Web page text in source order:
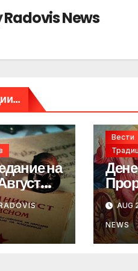
Radovis News
на
Вести
AUG
NEWS